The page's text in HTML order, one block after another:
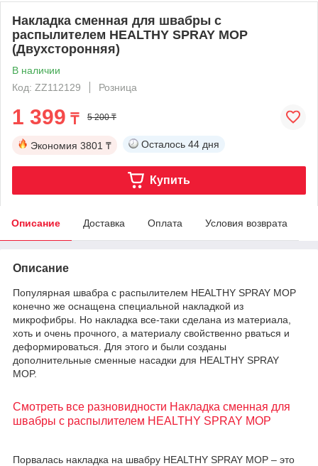
Накладка сменная для швабры с
распылителем HEALTHY SPRAY MOP
(Двухсторонняя)
В наличии
Код: ZZ112129
Розница
1 399 ₸ 5 200 ₸
Экономия 3801 ₸ Осталось 44 дня
Купить
Описание Доставка Оплата Условия возврата
Описание
Популярная швабра с распылителем HEALTHY SPRAY MOP
конечно же оснащена специальной накладкой из
микрофибры. Но накладка все-таки сделана из материала,
хоть и очень прочного, а материалу свойственно рваться и
деформироваться. Для этого и были созданы
дополнительные сменные насадки для HEALTHY SPRAY
MOP.
Смотреть все разновидности Накладка сменная для
швабры с распылителем HEALTHY SPRAY MOP
Порвалась накладка на швабру HEALTHY SPRAY MOP – это